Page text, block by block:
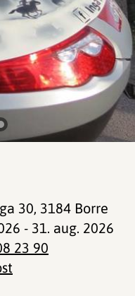
30, 3184 Borre
- 31. aug. 2026
23 90